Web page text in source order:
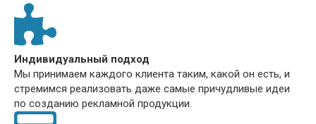
Индивидуальный подход
Мы принимаем каждого клиента таким, какой он есть, и
стремимся реализовать даже самые причудливые идеи
по созданию рекламной продукции.